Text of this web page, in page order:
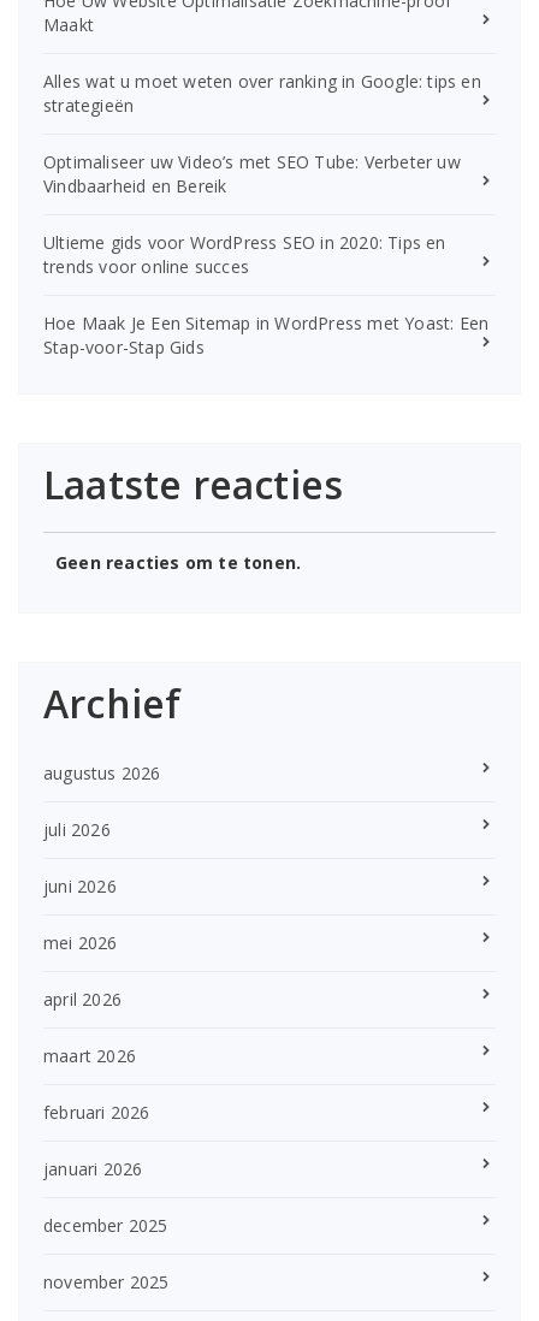
Maakt
Alles wat u moet weten over ranking in Google: tips en
strategieën
Optimaliseer uw Video’s met SEO Tube: Verbeter uw
Vindbaarheid en Bereik
Ultieme gids voor WordPress SEO in 2020: Tips en
trends voor online succes
Hoe Maak Je Een Sitemap in WordPress met Yoast: Een
Stap-voor-Stap Gids
Laatste reacties
Geen reacties om te tonen.
Archief
augustus 2026
juli 2026
juni 2026
mei 2026
april 2026
maart 2026
februari 2026
januari 2026
december 2025
november 2025